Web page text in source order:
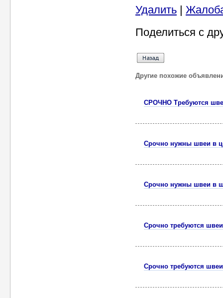
Удалить |
Поделиться с
Другие похожие
СРОЧНО Требуются
Срочно нужны швеи в
Срочно нужны швеи в
Срочно требуются
Срочно требуются